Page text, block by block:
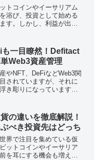
トコインやイーサリアム
浴び、投資として始める
す。しかし、利益が出た
」「確定申告は必要なの
や不安を感...
も一目瞭然！Defitact
Web3資産管理
やNFT、DeFiなどWeb3関
されていますが、それに
き彫りになっています。
把握するのが難しくなる
...
の違いを徹底解説！
べき投資先はどっち
界で注目を集めている仮
ットコインやイーサリア
を耳にする機会も増えて